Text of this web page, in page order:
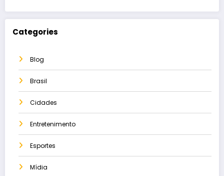
Categories
Blog
Brasil
Cidades
Entretenimento
Esportes
Mídia